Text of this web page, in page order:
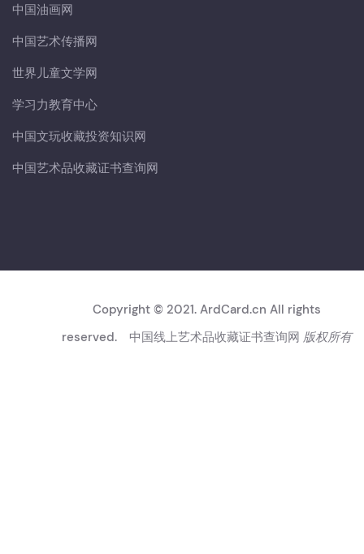
中国油画网
中国艺术传播网
世界儿童文学网
学习力教育中心
中国文玩收藏投资知识网
中国艺术品收藏证书查询网
Copyright © 2021. ArdCard.cn All rights
reserved. 中国线上艺术品收藏证书查询网 版权所有